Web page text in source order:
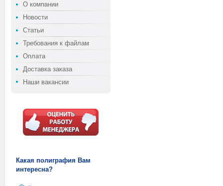
О компании
Новости
Статьи
Требования к файлам
Оплата
Доставка заказа
Наши вакансии
Какая полиграфия Вам
интересна?